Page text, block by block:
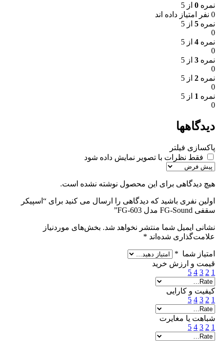
نمره 0 از 5
0 نفر امتیاز داده اند
نمره 5 از 5
0
نمره 4 از 5
0
نمره 3 از 5
0
نمره 2 از 5
0
نمره 1 از 5
0
دیدگاهها
پاکسازی فیلتر
فقط نظرات با تصویر نمایش داده شود
هیچ دیدگاهی برای این محصول نوشته نشده است.
اولین نفری باشید که دیدگاهی را ارسال می کنید برای “اسپیکر
سقفی FG-Sound مدل FG-603”
نشانی ایمیل شما منتشر نخواهد شد. بخش‌های موردنیاز
علامت‌گذاری شده‌اند *
امتیاز شما *
قیمت و ارزش خرید
1
2
3
4
5
کیفیت و کارایی
1
2
3
4
5
شباهت یا مغایرت
1
2
3
4
5